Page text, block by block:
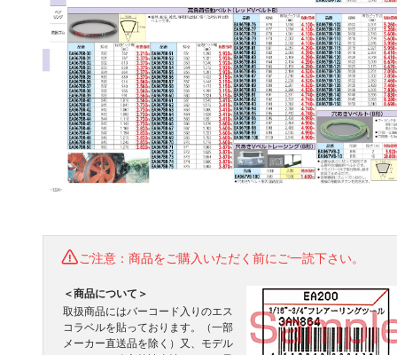
ご注意：商品をご購入いただく前にご一読下さい。
＜商品について＞
取扱商品にはバーコード入りのエス
コラベルを貼っております。（一部
メーカー直送品を除く）又、モデル